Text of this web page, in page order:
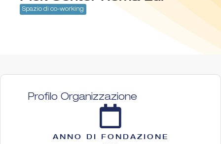
Spazio di co-working
Profilo Organizzazione
ANNO DI FONDAZIONE